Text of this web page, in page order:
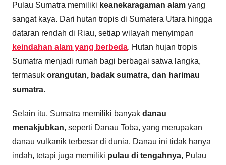
Pulau Sumatra memiliki keanekaragaman alam yang
sangat kaya. Dari hutan tropis di Sumatera Utara hingga
dataran rendah di Riau, setiap wilayah menyimpan
keindahan alam yang berbeda. Hutan hujan tropis
Sumatra menjadi rumah bagi berbagai satwa langka,
termasuk orangutan, badak sumatra, dan harimau
sumatra.
Selain itu, Sumatra memiliki banyak danau
menakjubkan, seperti Danau Toba, yang merupakan
danau vulkanik terbesar di dunia. Danau ini tidak hanya
indah, tetapi juga memiliki pulau di tengahnya, Pulau